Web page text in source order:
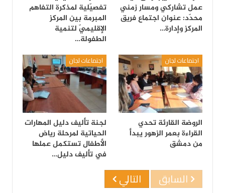
عمل تشاركي ومسار زمني
محدّد: عنوان اجتماع فريق
المركز وإدارة…
تفصيّلية لمذكرة التفاهم
المبرمة بين المركز
الإقليميّ لتنمية
الطفولة…
اجتماعات لجان
الروضة القارئة تحدي
القراءة بعمر الزهور يبدأ
من دمشق
اجتماعات لجان
لجنة تأليف دليل المهارات
الحياتية لمرحلة رياض
الأطفال تستكمل عملها
في تأليف دليل…
السابق التالي